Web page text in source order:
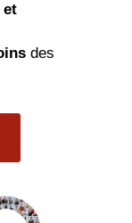
et
des